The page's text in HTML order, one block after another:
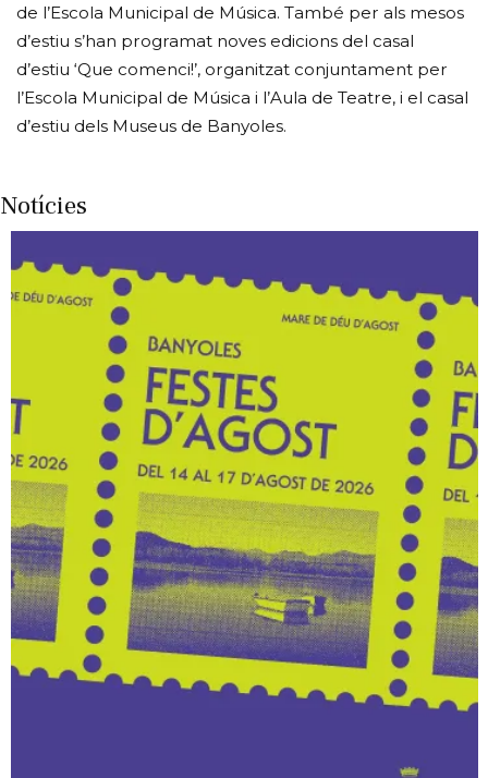
de l’Escola Municipal de Música. També per als mesos
d’estiu s’han programat noves edicions del casal
d’estiu ‘Que comenci!’, organitzat conjuntament per
l’Escola Municipal de Música i l’Aula de Teatre, i el casal
d’estiu dels Museus de Banyoles.
Notícies